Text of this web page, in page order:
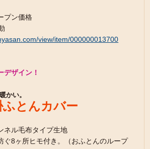
プン価格
view/item/000000013700
デザイン！
かい。
とんカバー
ネル毛布タイプ生地
ぐ8ヶ所ヒモ付き。（おふとんのループ